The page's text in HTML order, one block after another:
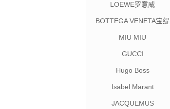
LOEWE罗意威
BOTTEGA VENETA宝缇
MIU MIU
GUCCI
Hugo Boss
Isabel Marant
JACQUEMUS